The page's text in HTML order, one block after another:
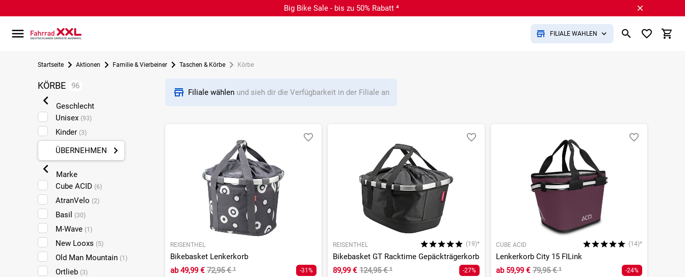
Big Bike Sale - bis zu 50% Rabatt ⁴
FILIALE WÄHLEN
Startseite Aktionen Familie & Vierbeiner Taschen & Körbe Körbe
KÖRBE 96
Geschlecht
Unisex (93)
Kinder (3)
ÜBERNEHMEN
Marke
Cube ACID (6)
AtranVelo (2)
Basil (30)
M-Wave (1)
New Looxs (5)
Old Man Mountain (1)
Ortlieb (3)
Filiale wählen und sieh dir die Verfügbarkeit in der Filiale an
REISENTHEL
Bikebasket Lenkerkorb
ab49,99 € 72,95 €¹ -31%
REISENTHEL (19)*
Bikebasket GT Racktime Gepäckträgerkorb
89,99 € 124,95 €¹ -27%
CUBE ACID (14)*
Lenkerkorb City 15 FILink
ab59,99 € 79,95 €¹ -24%